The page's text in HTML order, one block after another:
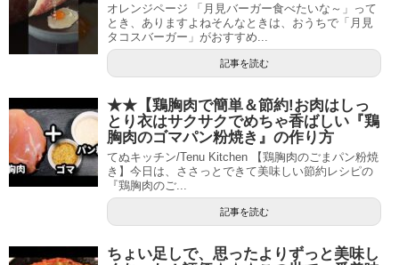
オレンジページ 「月見バーガー食べたいな～」って
とき、ありますよねそんなときは、おうちで「月見
タコスバーガー」がおすすめ...
記事を読む
★★【鶏胸肉で簡単＆節約!お肉はしっ
とり衣はサクサクでめちゃ香ばしい『鶏
胸肉のゴマパン粉焼き』の作り方
てぬキッチン/Tenu Kitchen 【鶏胸肉のごまパン粉焼
き】今日は、ささっとできて美味しい節約レシピの
『鶏胸肉のご...
記事を読む
ちょい足しで、思ったよりずっと美味し